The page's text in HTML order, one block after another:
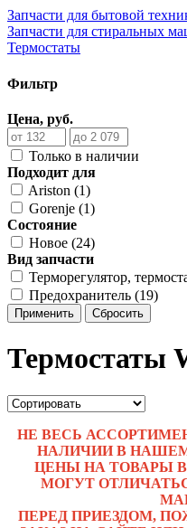
Запчасти для бытовой
Запчасти для стиральных
Термостаты
Фильтр
Цена, руб.
Только в наличии
Подходит для
Ariston (1)
Gorenje (1)
Состояние
Новое (24)
Вид запчасти
Терморегулятор,
Предохранитель (19)
Применить Сбросить
Термостаты
НЕ ВЕСЬ
НАЛИЧИИ В
ЦЕНЫ НА ТОВАРЫ
МОГУТ
ПЕРЕД ПРИЕЗДОМ,